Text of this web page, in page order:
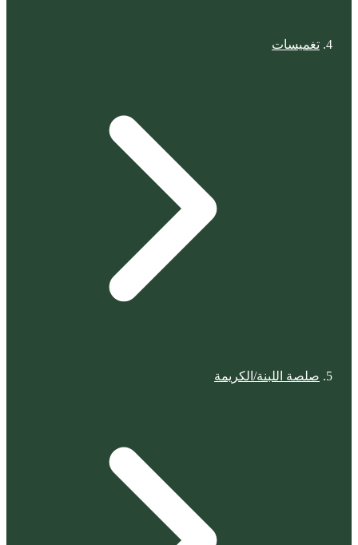
تغميسات
صلصة اللبنة/الكريمة